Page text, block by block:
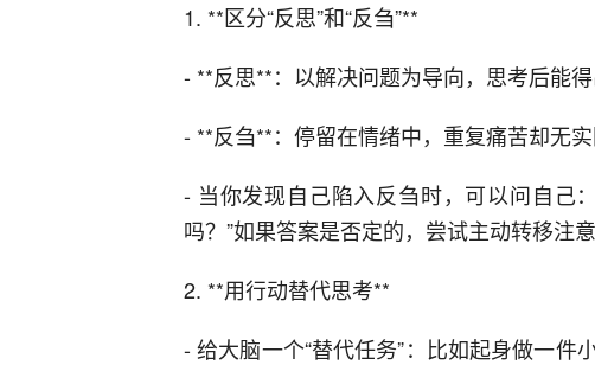
1. **区分“反思”和“反刍”**
- **反思**：以解决问题为导向，思考后能
- **反刍**：停留在情绪中，重复痛苦却无实
- 当你发现自己陷入反刍时，可以问自己
吗？”如果答案是否定的，尝试主动转移注意
2. **用行动替代思考**
- 给大脑一个“替代任务”：比如起身做一